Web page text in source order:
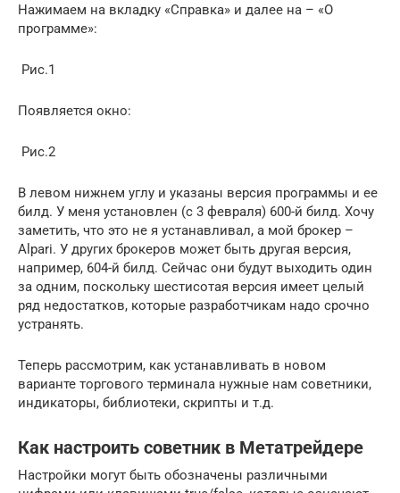
Нажимаем на вкладку «Справка» и далее на – «О
программе»:
Рис.1
Появляется окно:
Рис.2
В левом нижнем углу и указаны версия программы и ее
билд. У меня установлен (с 3 февраля) 600-й билд. Хочу
заметить, что это не я устанавливал, а мой брокер –
Alpari. У других брокеров может быть другая версия,
например, 604-й билд. Сейчас они будут выходить один
за одним, поскольку шестисотая версия имеет целый
ряд недостатков, которые разработчикам надо срочно
устранять.
Теперь рассмотрим, как устанавливать в новом
варианте торгового терминала нужные нам советники,
индикаторы, библиотеки, скрипты и т.д.
Как настроить советник в Метатрейдере
Настройки могут быть обозначены различными